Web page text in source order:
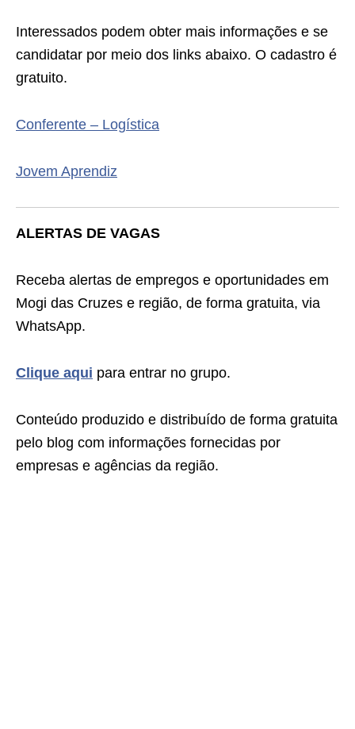
Interessados podem obter mais informações e se
candidatar por meio dos links abaixo. O cadastro é
gratuito.
Conferente – Logística
Jovem Aprendiz
ALERTAS DE VAGAS
Receba alertas de empregos e oportunidades em
Mogi das Cruzes e região, de forma gratuita, via
WhatsApp.
Clique aqui para entrar no grupo.
Conteúdo produzido e distribuído de forma gratuita
pelo blog com informações fornecidas por
empresas e agências da região.